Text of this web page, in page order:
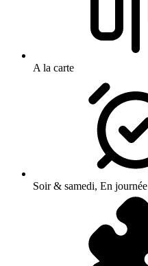
A la carte
Soir & samedi, En journée